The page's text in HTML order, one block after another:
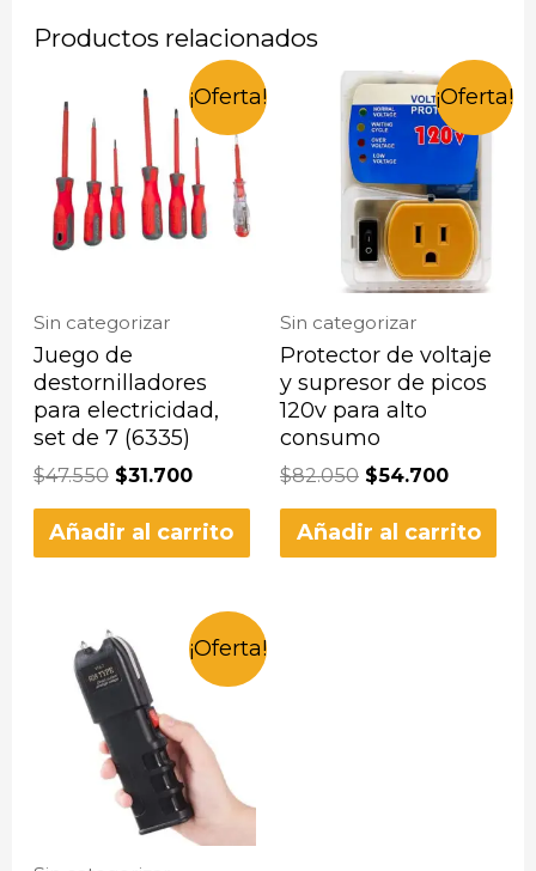
Productos relacionados
¡Oferta!
Sin categorizar
Juego de
destornilladores
para electricidad,
set de 7 (6335)
$47.550 $31.700
Añadir al carrito
¡Oferta!
Sin categorizar
Protector de voltaje
y supresor de picos
120v para alto
consumo
$82.050 $54.700
Añadir al carrito
¡Oferta!